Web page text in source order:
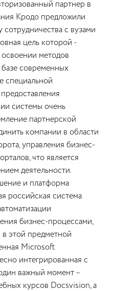
партнер в
Кродо предложили
с вузами
цель которой -
методов
современных
специальной
системы очень
партнерской
компании в области
управления бизнес-
что является
деятельности.
и платформа
российская система
бизнес-процессами,
в этой предметной
Microsoft
интегрированная с
важный момент –
курсов Docsvision, а